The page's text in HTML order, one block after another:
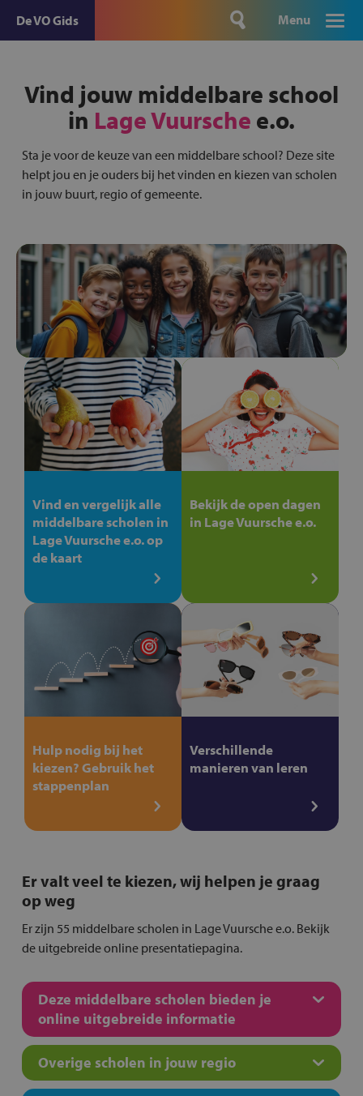
De VO Gids Menu
Vind jouw middelbare school
in Lage Vuursche e.o.
Sta je voor de keuze van een middelbare school? Deze site
helpt jou en je ouders bij het vinden en kiezen van scholen
in jouw buurt, regio of gemeente.
Vind en vergelijk alle
middelbare scholen in
Lage Vuursche e.o. op
de kaart
Bekijk de open dagen
in Lage Vuursche e.o.
Hulp nodig bij het
kiezen? Gebruik het
stappenplan
Verschillende
manieren van leren
Er valt veel te kiezen, wij helpen je graag
op weg
Er zijn 55 middelbare scholen in Lage Vuursche e.o. Bekijk
de uitgebreide online presentatiepagina.
Deze middelbare scholen bieden je
online uitgebreide informatie
Overige scholen in jouw regio